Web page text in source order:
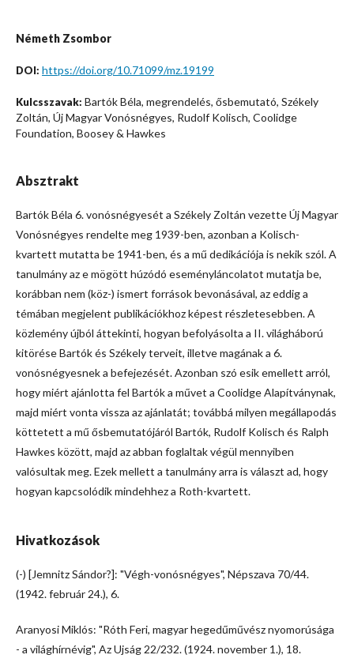
Németh Zsombor
DOI: https://doi.org/10.71099/mz.19199
Kulcsszavak: Bartók Béla, megrendelés, ősbemutató, Székely
Zoltán, Új Magyar Vonósnégyes, Rudolf Kolisch, Coolidge
Foundation, Boosey & Hawkes
Absztrakt
Bartók Béla 6. vonósnégyesét a Székely Zoltán vezette Új Magyar
Vonósnégyes rendelte meg 1939-ben, azonban a Kolisch-
kvartett mutatta be 1941-ben, és a mű dedikációja is nekik szól. A
tanulmány az e mögött húzódó eseményláncolatot mutatja be,
korábban nem (köz-) ismert források bevonásával, az eddig a
témában megjelent publikációkhoz képest részletesebben. A
közlemény újból áttekinti, hogyan befolyásolta a II. világháború
kitörése Bartók és Székely terveit, illetve magának a 6.
vonósnégyesnek a befejezését. Azonban szó esik emellett arról,
hogy miért ajánlotta fel Bartók a művet a Coolidge Alapítványnak,
majd miért vonta vissza az ajánlatát; továbbá milyen megállapodás
köttetett a mű ősbemutatójáról Bartók, Rudolf Kolisch és Ralph
Hawkes között, majd az abban foglaltak végül mennyiben
valósultak meg. Ezek mellett a tanulmány arra is választ ad, hogy
hogyan kapcsolódik mindehhez a Roth-kvartett.
Hivatkozások
(-) [Jemnitz Sándor?]: "Végh-vonósnégyes", Népszava 70/44.
(1942. február 24.), 6.
Aranyosi Miklós: "Róth Feri, magyar hegedűművész nyomorúsága
- a világhírnévig", Az Ujság 22/232. (1924. november 1.), 18.